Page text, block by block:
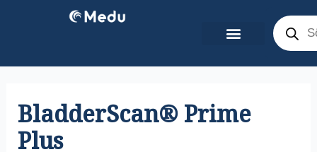
Products
search
BladderScan® Prime
Plus